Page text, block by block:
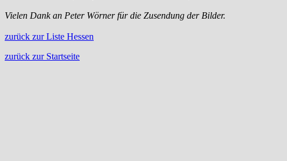
Vielen Dank an Peter Wörner für die Zusendung der Bilder.
zurück zur Liste Hessen
zurück zur Startseite